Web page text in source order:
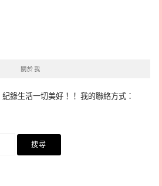
關於我
錄生活一切美好！！ 我的聯絡方式：